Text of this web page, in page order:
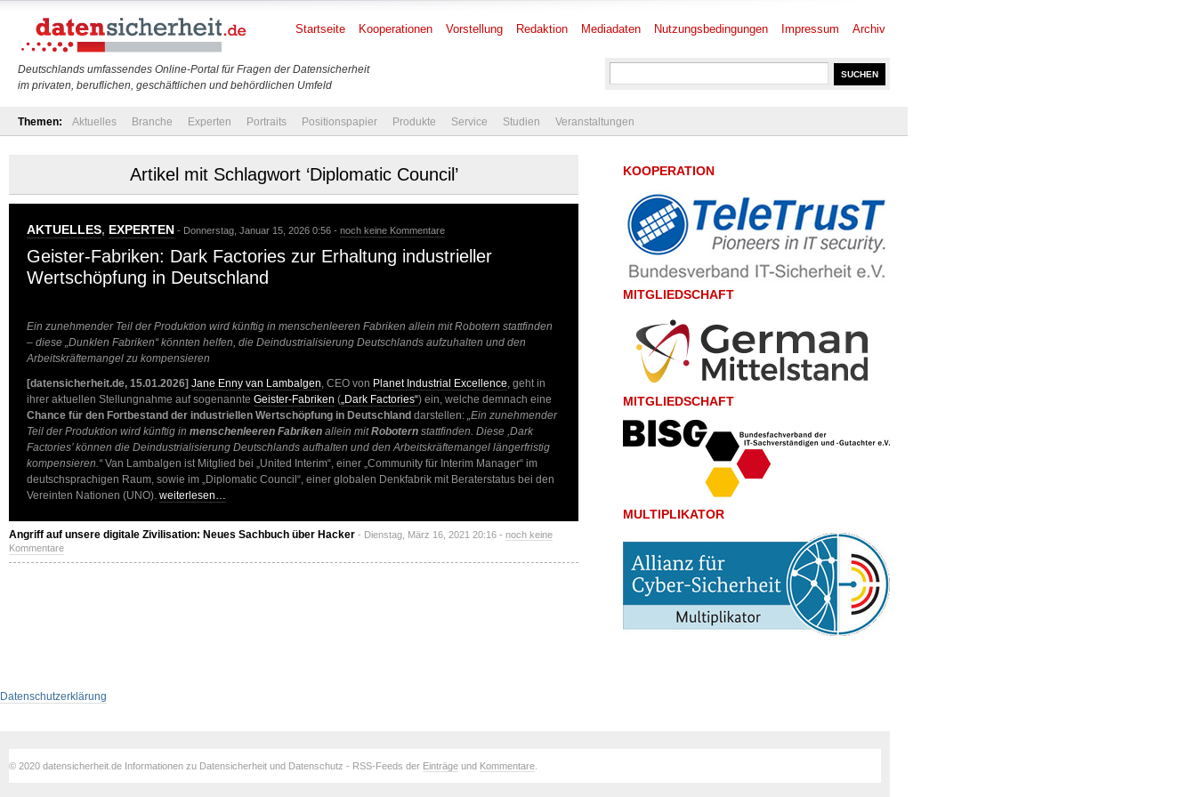
Deutschlands umfassendes Online-Portal für Fragen der Datensicherheit
im privaten, beruflichen, geschäftlichen und behördlichen Umfeld
Startseite Kooperationen Vorstellung Redaktion Mediadaten Nutzungsbedingungen Impressum Archiv
Themen: Aktuelles Branche Experten Portraits Positionspapier Produkte Service Studien Veranstaltungen
Artikel mit Schlagwort ‘Diplomatic Council’
AKTUELLES, EXPERTEN - Donnerstag, Januar 15, 2026 0:56 - noch keine Kommentare
Geister-Fabriken: Dark Factories zur Erhaltung industrieller
Wertschöpfung in Deutschland
Ein zunehmender Teil der Produktion wird künftig in menschen­leeren Fabriken allein mit Robotern stattfinden
– diese „Dunklen Fabriken“ könnten helfen, die Deindustriali­sierung Deutschlands aufzuhalten und den
Arbeitskräftemangel zu kompensieren
[datensicherheit.de, 15.01.2026] Jane Enny van Lambalgen, CEO von Planet Industrial Excellence, geht in
ihrer aktuellen Stellungnahme auf sogenannte Geister-Fabriken („Dark Factories“) ein, welche demnach eine
Chance für den Fortbestand der industriellen Wertschöpfung in Deutschland darstellen: „Ein zunehmender
Teil der Produktion wird künftig in menschen­leeren Fabriken allein mitRobotern stattfinden. Diese ,Dark
Factories’ können die Deindustriali­sierung Deutschlands aufhalten und den Arbeitskräftemangel längerfristig
kompensieren.“Van Lambalgen ist Mitglied bei „United Interim“, einer „Community für Interim Manager“ im
deutschsprachigen Raum, sowie im „Diplomatic Council“, einer globalen Denkfabrik mit Beraterstatus bei den
Vereinten Nationen (UNO). weiterlesen…
Angriff auf unsere digitale Zivilisation: Neues Sachbuch über Hacker - Dienstag, März 16, 2021 20:16 - noch keine
Kommentare
KOOPERATION
MITGLIEDSCHAFT
MITGLIEDSCHAFT
MULTIPLIKATOR
Datenschutzerklärung
© 2020 datensicherheit.de Informationen zu Datensicherheit und Datenschutz - RSS-Feeds der Einträge und Kommentare